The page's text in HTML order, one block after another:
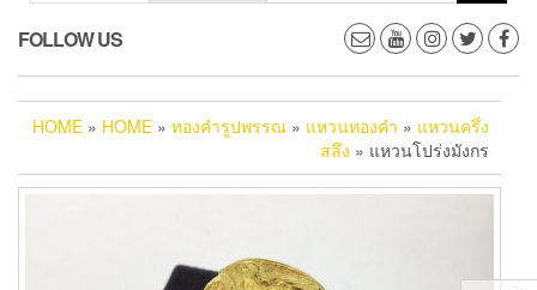
FOLLOW US
HOME » HOME » ทองคำรูปพรรณ » แหวนทองคำ » แหวนครึ่ง
สลึง » แหวนโปร่งมังกร